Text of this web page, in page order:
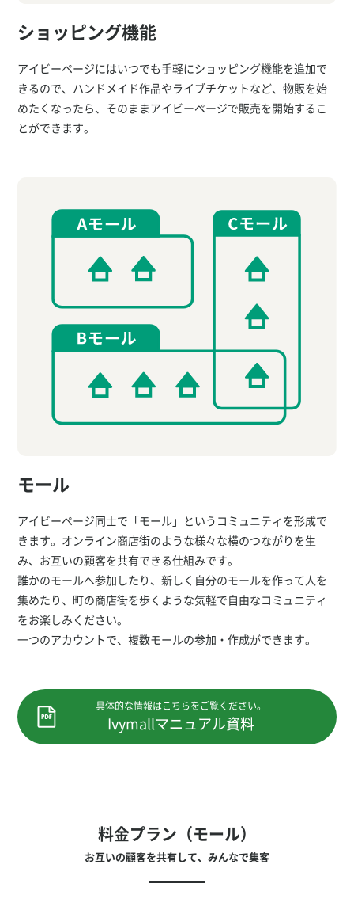
ショッピング機能
アイビーページにはいつでも手軽にショッピング機能を追加で
きるので、ハンドメイド作品やライブチケットなど、物販を始
めたくなったら、そのままアイビーページで販売を開始するこ
とができます。
モール
アイビーページ同士で「モール」というコミュニティを形成で
きます。オンライン商店街のような様々な横のつながりを生
み、お互いの顧客を共有できる仕組みです。
誰かのモールへ参加したり、新しく自分のモールを作って人を
集めたり、町の商店街を歩くような気軽で自由なコミュニティ
をお楽しみください。
一つのアカウントで、複数モールの参加・作成ができます。
具体的な情報はこちらをご覧ください。
Ivymallマニュアル資料
料金プラン（モール）
お互いの顧客を共有して、みんなで集客